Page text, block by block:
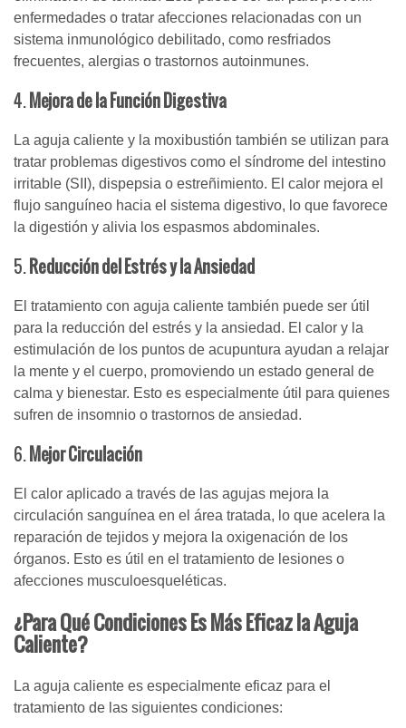
enfermedades o tratar afecciones relacionadas con un
sistema inmunológico debilitado, como resfriados
frecuentes, alergias o trastornos autoinmunes.
4. Mejora de la Función Digestiva
La aguja caliente y la moxibustión también se utilizan para
tratar problemas digestivos como el síndrome del intestino
irritable (SII), dispepsia o estreñimiento. El calor mejora el
flujo sanguíneo hacia el sistema digestivo, lo que favorece
la digestión y alivia los espasmos abdominales.
5. Reducción del Estrés y la Ansiedad
El tratamiento con aguja caliente también puede ser útil
para la reducción del estrés y la ansiedad. El calor y la
estimulación de los puntos de acupuntura ayudan a relajar
la mente y el cuerpo, promoviendo un estado general de
calma y bienestar. Esto es especialmente útil para quienes
sufren de insomnio o trastornos de ansiedad.
6. Mejor Circulación
El calor aplicado a través de las agujas mejora la
circulación sanguínea en el área tratada, lo que acelera la
reparación de tejidos y mejora la oxigenación de los
órganos. Esto es útil en el tratamiento de lesiones o
afecciones musculoesqueléticas.
¿Para Qué Condiciones Es Más Eficaz la Aguja
Caliente?
La aguja caliente es especialmente eficaz para el
tratamiento de las siguientes condiciones: